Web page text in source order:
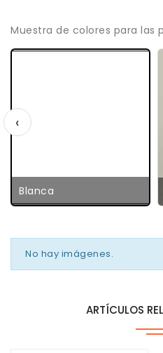
Muestra de colores para las
Blanca
‹
No hay imágenes.
ARTÍCULOS